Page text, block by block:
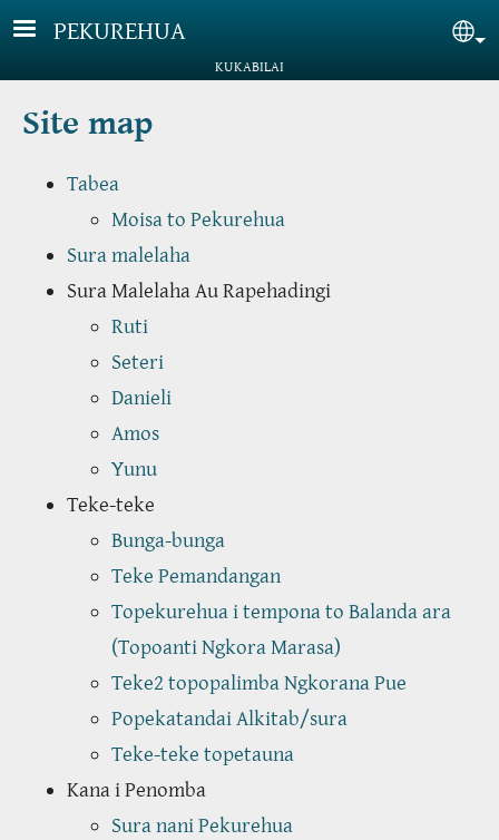
Skip to main content
PEKUREHUA
KUKABILAI
Site map
Tabea
Moisa to Pekurehua
Sura malelaha
Sura Malelaha Au Rapehadingi
Ruti
Seteri
Danieli
Amos
Yunu
Teke-teke
Bunga-bunga
Teke Pemandangan
Topekurehua i tempona to Balanda ara
(Topoanti Ngkora Marasa)
Teke2 topopalimba Ngkorana Pue
Popekatandai Alkitab/sura
Teke-teke topetauna
Kana i Penomba
Sura nani Pekurehua